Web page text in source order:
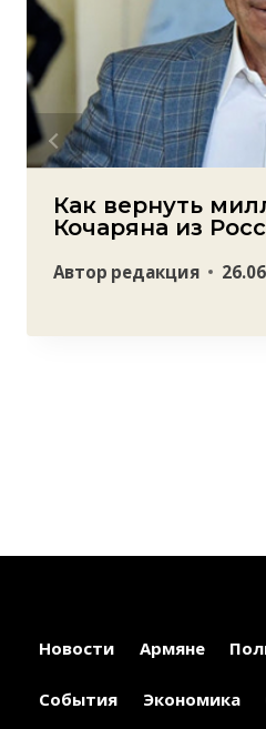
Как вернуть
Кочаряна из
Автор редакция
Новости Армяне
События Экономика